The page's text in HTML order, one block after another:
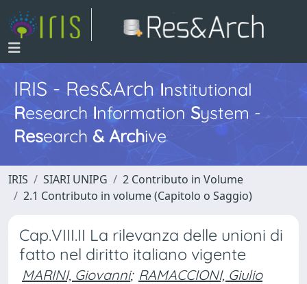
IRIS - Res&ArchInstitutional
Research InformationSystem -
Research & Archive
IRIS SIARI UNIPG
2 Contributo in Volume
2.1 Contributo in volume (Capitolo o Saggio)
Cap.VIII.II La rilevanza delle unioni di
fatto nel diritto italiano vigente
MARINI, Giovanni; RAMACCIONI, Giulio